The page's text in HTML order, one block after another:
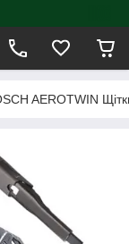
AEROTWIN